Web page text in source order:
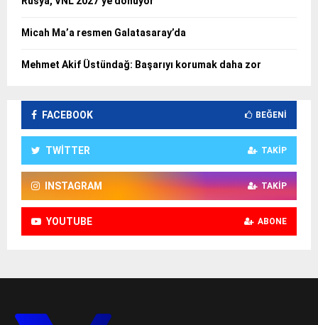
Micah Ma’a resmen Galatasaray’da
Mehmet Akif Üstündağ: Başarıyı korumak daha zor
FACEBOOK BEĞENI
TWITTER TAKIP
INSTAGRAM TAKIP
YOUTUBE ABONE